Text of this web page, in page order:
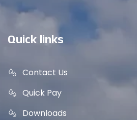
Quick links
Contact Us
Quick Pay
Downloads